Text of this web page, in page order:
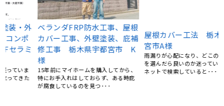
ベランダFRP防水工事、屋根
カバー工事、外壁塗装、庇補
修工事 栃木県宇都宮市 K
様
15年前にマイホームを購入してから、
特にお手入れはしておらず、ある時庇
屋根カバー工法 栃木県宇都
宮市A様
雨漏りが心配になり、どこの業者さん
を選んだら良いのか迷っていました。
ネットで検索していると･･･